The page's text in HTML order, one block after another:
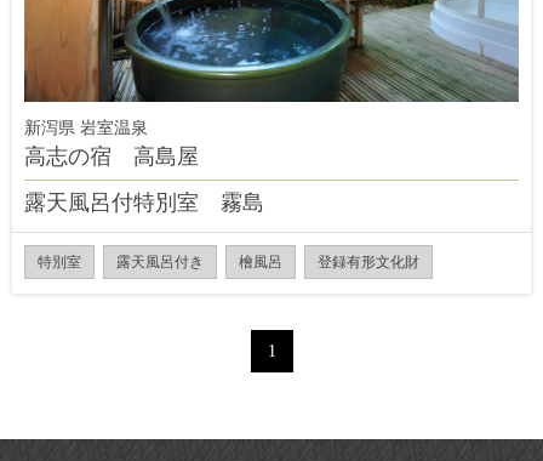
新泻県 岩室温泉
高志の宿 高島屋
露天風呂付特別室 霧島
特別室 露天風呂付き 檜風呂 登録有形文化財
1